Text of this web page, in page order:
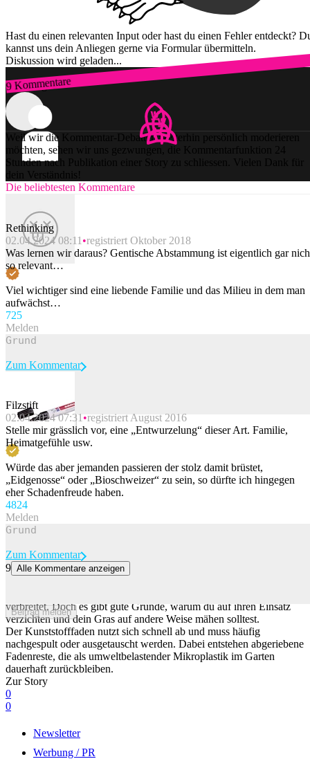
Hast du einen relevanten Input oder hast du einen Fehler entdeckt?
kannst uns dein Anliegen gerne via Formular übermitteln.
Diskussion wird geladen...
9 Kommentare
Zum Login
Weil wir die Kommentar-Debatten weiterhin persönlich moderieren
möchten, sehen wir uns gezwungen, die Kommentarfunktion 24
Stunden nach Publikation einer Story zu schliessen. Vielen Dank für
dein Verständnis!
Die beliebtesten Kommentare
Rethinking
02.04.2024 08:11 registriert Oktober 2018
Was lernen wir daraus? Gentische Abstammung ist eigentlich gar
so relevant…
Viel wichtiger sind eine liebende Familie und das Milieu in dem man
aufwächst…
725
Melden
Beitrag melden
Zum Kommentar
Filzstift
02.04.2024 07:31 registriert August 2016
Stelle mir grässlich vor, eine „Entwurzelung“ dieser Art. Familie,
Heimatgefühle usw.
Würde das aber jemanden passieren der stolz damit brüstet,
„Eidgenosse“ oder „Bioschweizer“ zu sein, so dürfte ich hingegen
eher Schadenfreude haben.
4824
Melden
Beitrag melden
Zum Kommentar
9 Alle Kommentare anzeigen
verbreitet. Doch es gibt gute Gründe, warum du auf ihren Einsatz
verzichten und dein Gras auf andere Weise mähen solltest.
Der Kunststofffaden nutzt sich schnell ab und muss häufig
nachgespult oder ausgetauscht werden. Dabei entstehen abgeriebene
Fadenreste, die als umweltbelastender Mikroplastik im Garten
dauerhaft zurückbleiben.
Zur Story
0
0
Newsletter
Werbung / PR